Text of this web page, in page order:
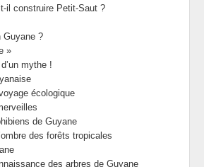
il construire Petit-Saut ?
Guyane ?
»
mythe !
écologique
de Guyane
des forêts tropicales
des arbres de Guyane